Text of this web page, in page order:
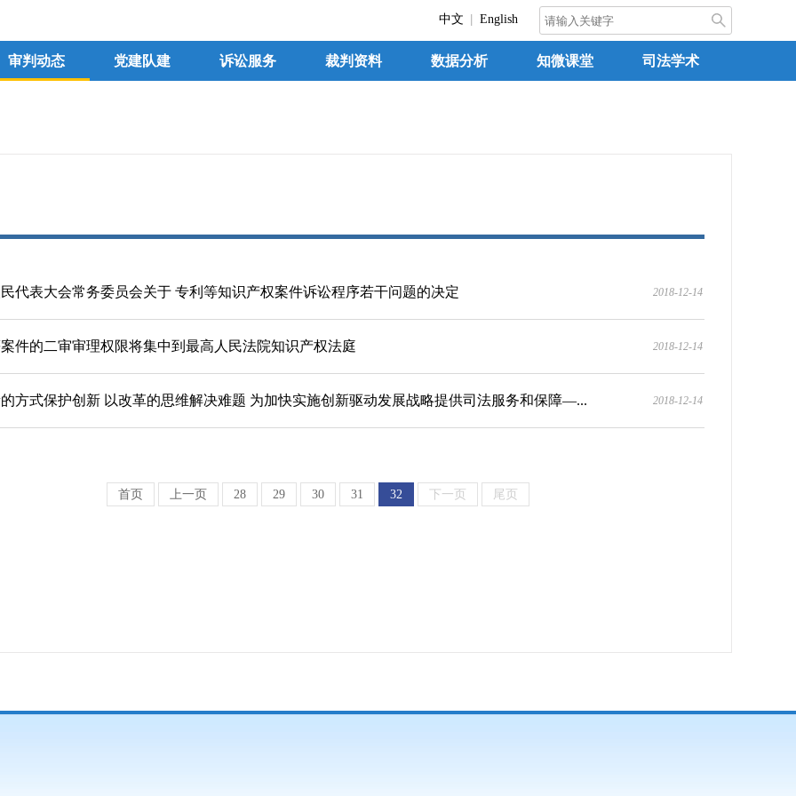
中文 English
审判动态 党建队建 诉讼服务 裁判资料 数据分析 知微课堂 司法学术
代表大会常务委员会关于 专利等知识产权案件诉讼程序若干问题的决定 2018-12-14
件的二审审理权限将集中到最高人民法院知识产权法庭 2018-12-14
方式保护创新 以改革的思维解决难题 为加快实施创新驱动发展战略提供司法服务和保障—... 2018-12-14
首页 上一页 28 29 30 31 32 下一页 尾页